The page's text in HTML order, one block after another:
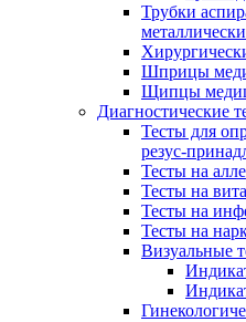
Трубки
Шприцы
Щипцы
Диагностические
Тесты для
резус-
Тесты на
Тесты на
Тесты на
Тесты на
Визуальные